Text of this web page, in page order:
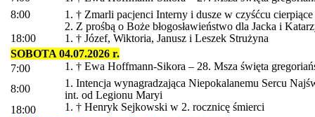
8:00
1. † Zmarli pacjenci Interny i dusze w czyśćcu cierpiące
2. Z prośbą o Boże błogosławieństwo dla Jacka i
18:00
1. † Józef, Wiktoria, Janusz i Leszek Strużyna
SOBOTA 04.07.2026 r.
7:00
1. † Ewa Hoffmann-Sikora – 28. Msza święta
8:00
1. Intencja wynagradzająca Niepokalanemu Sercu
int. od Legionu Maryi
18:00
1. † Henryk Sejkowski w 2. rocznicę śmierci